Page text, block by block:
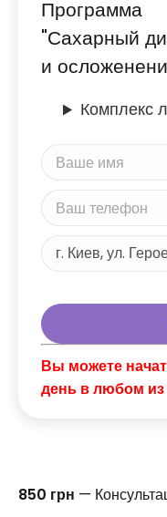
Программа
"Сахарный
и
Комплекс
Вы можете
день в любом
850 грн —